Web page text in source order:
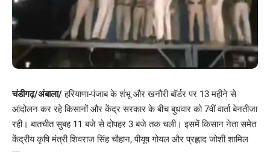
चंडीगढ़/अंबाला/हरियाणा-पंजाब के शंभू और खनौरी बॉर्डर पर 13 महीने से
आंदोलन कर रहे किसानों और केंद्र सरकार के बीच बुधवार को 7वीं वार्ता बेनतीजा
रही। बातचीत सुबह 11 बजे से दोपहर 3 बजे तक चली। इसमें किसान नेता समेत
केंद्रीय कृषि मंत्री शिवराज सिंह चौहान, पीयूष गोयल और प्रह्लाद जोशी शामिल